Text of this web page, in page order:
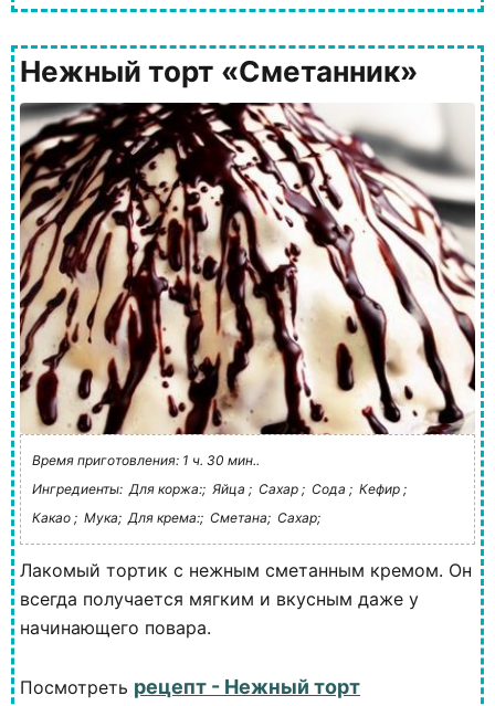
Нежный торт «Сметанник»
Время приготовления: 1 ч. 30 мин..
Ингредиенты: Для коржа:; Яйца ; Сахар ; Сода ; Кефир ;
Какао ; Мука; Для крема:; Сметана; Сахар;
Лакомый тортик с нежным сметанным кремом. Он
всегда получается мягким и вкусным даже у
начинающего повара.
Посмотреть рецепт - Нежный торт